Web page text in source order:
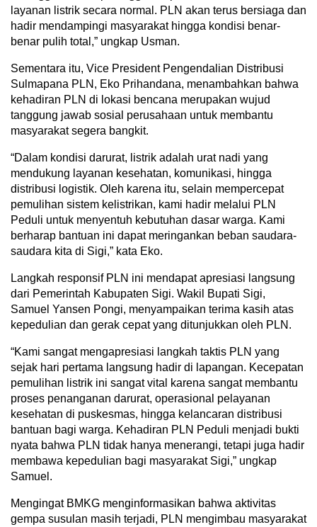
layanan listrik secara normal. PLN akan terus bersiaga dan
hadir mendampingi masyarakat hingga kondisi benar-
benar pulih total,” ungkap Usman.
Sementara itu, Vice President Pengendalian Distribusi
Sulmapana PLN, Eko Prihandana, menambahkan bahwa
kehadiran PLN di lokasi bencana merupakan wujud
tanggung jawab sosial perusahaan untuk membantu
masyarakat segera bangkit.
“Dalam kondisi darurat, listrik adalah urat nadi yang
mendukung layanan kesehatan, komunikasi, hingga
distribusi logistik. Oleh karena itu, selain mempercepat
pemulihan sistem kelistrikan, kami hadir melalui PLN
Peduli untuk menyentuh kebutuhan dasar warga. Kami
berharap bantuan ini dapat meringankan beban saudara-
saudara kita di Sigi,” kata Eko.
Langkah responsif PLN ini mendapat apresiasi langsung
dari Pemerintah Kabupaten Sigi. Wakil Bupati Sigi,
Samuel Yansen Pongi, menyampaikan terima kasih atas
kepedulian dan gerak cepat yang ditunjukkan oleh PLN.
“Kami sangat mengapresiasi langkah taktis PLN yang
sejak hari pertama langsung hadir di lapangan. Kecepatan
pemulihan listrik ini sangat vital karena sangat membantu
proses penanganan darurat, operasional pelayanan
kesehatan di puskesmas, hingga kelancaran distribusi
bantuan bagi warga. Kehadiran PLN Peduli menjadi bukti
nyata bahwa PLN tidak hanya menerangi, tetapi juga hadir
membawa kepedulian bagi masyarakat Sigi,” ungkap
Samuel.
Mengingat BMKG menginformasikan bahwa aktivitas
gempa susulan masih terjadi, PLN mengimbau masyarakat